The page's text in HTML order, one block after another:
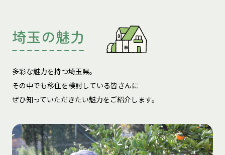
埼玉の魅力
多彩な魅力を持つ埼玉県。
その中でも移住を検討している皆さんに
ぜひ知っていただきたい魅力をご紹介します。